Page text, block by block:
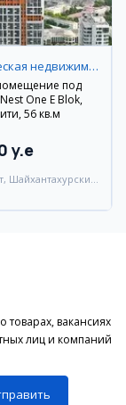
Коммерческая недвижимость
под
One E Blok,
56 кв.м
y.e
Шайхантахурский
вакансиях
лиц и компаний